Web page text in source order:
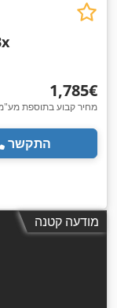
‏1,785 ‏€
מחיר קבוע בתוספת
התקשר
מודעה קטנה